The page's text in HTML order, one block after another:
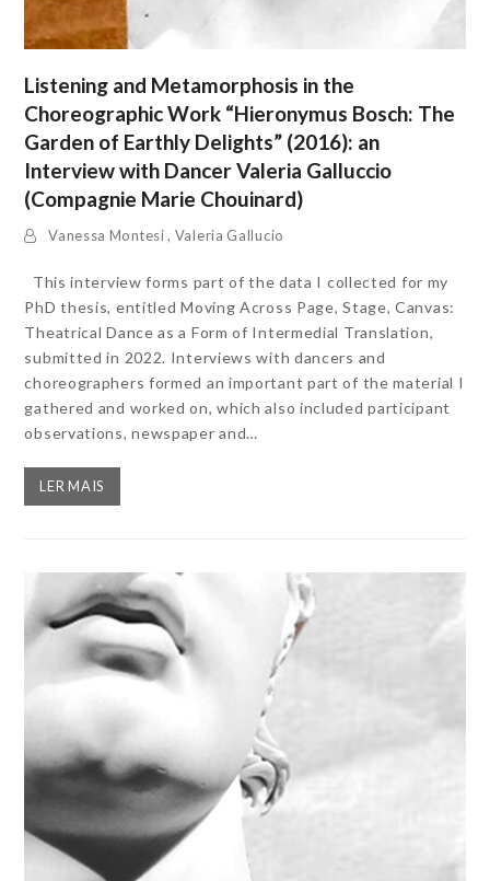
Listening and Metamorphosis in the
Choreographic Work “Hieronymus Bosch: The
Garden of Earthly Delights” (2016): an
Interview with Dancer Valeria Galluccio
(Compagnie Marie Chouinard)
Vanessa Montesi, Valeria Gallucio
This interview forms part of the data I collected for my
PhD thesis, entitled Moving Across Page, Stage, Canvas:
Theatrical Dance as a Form of Intermedial Translation,
submitted in 2022. Interviews with dancers and
choreographers formed an important part of the material I
gathered and worked on, which also included participant
observations, newspaper and…
LER MAIS